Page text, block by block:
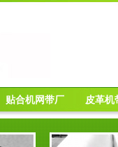
贴合机网带厂 皮革机